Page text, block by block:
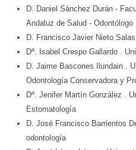
D. Daniel Sánchez Durán -
Andaluz de Salud - Odontólogo
D. Francisco Javier Nieto Salas
Dª. Isabel Crespo Gallardo .
D. Jaime Bascones Ilundain .
Odontología Conservadora y
Dª. Jenifer Martín González .
Estomatología
D. José Francisco Barrientos
odontología